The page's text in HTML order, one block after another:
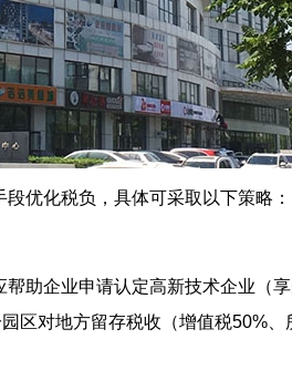
优化税负，具体可采取以下策略：
助企业申请认定高新技术企业（
对地方留存税收（增值税50%、